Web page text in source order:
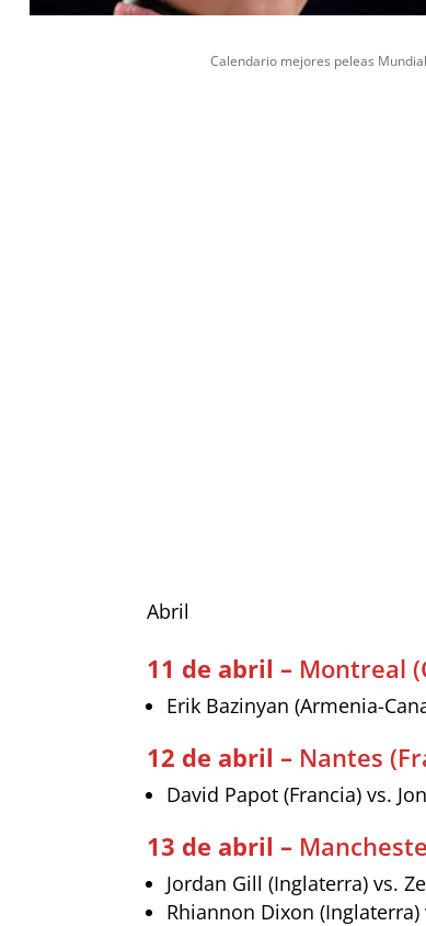
Calendario mejores peleas
Abril
11 de abril – Montreal
Erik Bazinyan (Armenia-
12 de abril – Nantes
David Papot (Francia) vs.
13 de abril –
Jordan Gill (Inglaterra) vs.
Rhiannon Dixon